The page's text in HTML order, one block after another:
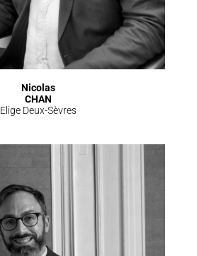
Nicolas
CHAN
Elige Deux-Sèvres